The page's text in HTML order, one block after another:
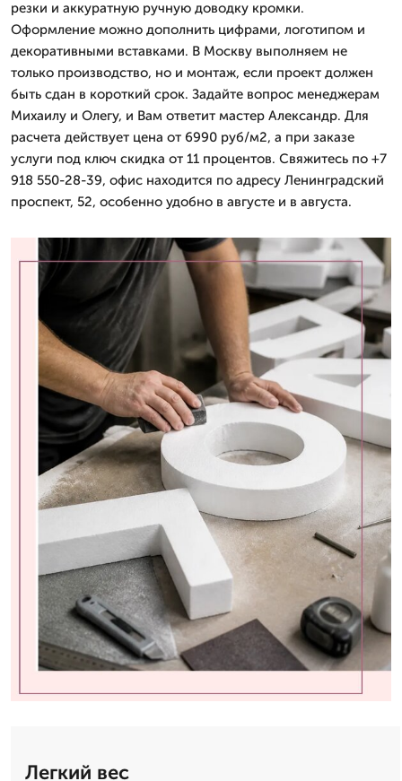
резки и аккуратную ручную доводку кромки.
Оформление можно дополнить цифрами, логотипом и
декоративными вставками. В Москву выполняем не
только производство, но и монтаж, если проект должен
быть сдан в короткий срок. Задайте вопрос менеджерам
Михаилу и Олегу, и Вам ответит мастер Александр. Для
расчета действует цена от 6990 руб/м2, а при заказе
услуги под ключ скидка от 11 процентов. Свяжитесь по +7
918 550-28-39, офис находится по адресу Ленинградский
проспект, 52, особенно удобно в августе и в августа.
Легкий вес